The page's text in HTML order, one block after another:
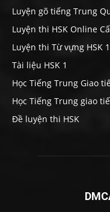
Luyện gõ tiếng Trung
Luyện thi HSK Online
Luyện thi Từ vựng HSK 1
Tài liệu HSK 1
Học Tiếng Trung Giao
Học Tiếng Trung giao
Đề luyện thi HSK